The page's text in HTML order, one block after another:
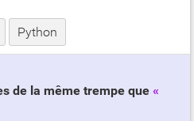
Python
de la même trempe que